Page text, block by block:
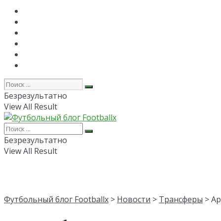
Безрезультатно
View All Result
Безрезультатно
View All Result
Футбольный блог Footballx > Новости > Трансферы >